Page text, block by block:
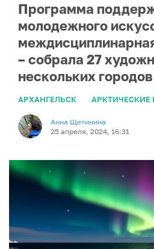
Программа
молодежного
– собрала 27
нескольких
АРХАНГЕЛЬСК АРКТИЧЕСКИЕ
Анна Щетинина
25 апреля, 2024, 16:31